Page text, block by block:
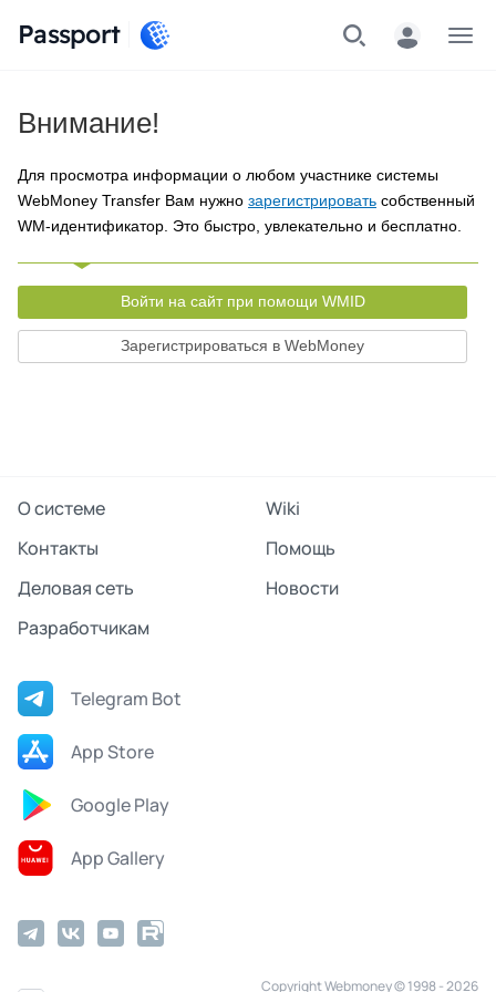
Passport
Внимание!
Для просмотра информации о любом участнике системы
WebMoney Transfer Вам нужно зарегистрировать собственный
WM-идентификатор. Это быстро, увлекательно и бесплатно.
Войти на сайт при помощи WMID
Зарегистрироваться в WebMoney
О системе
Wiki
Контакты
Помощь
Деловая сеть
Новости
Разработчикам
Telegram Bot
App Store
Google Play
App Gallery
Copyright Webmoney © 1998 - 2026